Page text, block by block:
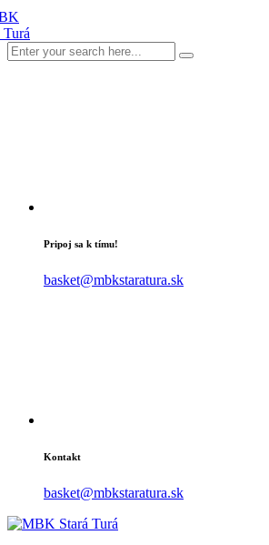
Pripoj sa k tímu!
basket@mbkstaratura.sk
Kontakt
basket@mbkstaratura.sk